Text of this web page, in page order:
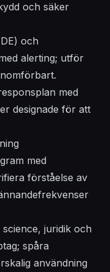
och säker
och
alerting; utför
med
designade för att
med
förståelse av
juridik och
spåra
användning